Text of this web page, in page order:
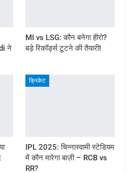
ने
MI vs LSG: कौन बनेगा हीरो?
बड़े रिकॉर्ड्स टूटने की तैयारी!
क्रिकेट
IPL 2025: चिन्नास्वामी स्टेडियम
में कौन मारेगा बाज़ी – RCB vs
RR?